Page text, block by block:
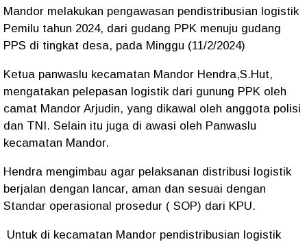
Mandor melakukan pengawasan pendistribusian logistik
Pemilu tahun 2024, dari gudang PPK menuju gudang
PPS di tingkat desa, pada Minggu (11/2/2024)
Ketua panwaslu kecamatan Mandor Hendra,S.Hut,
mengatakan pelepasan logistik dari gunung PPK oleh
camat Mandor Arjudin, yang dikawal oleh anggota polisi
dan TNI. Selain itu juga di awasi oleh Panwaslu
kecamatan Mandor.
Hendra mengimbau agar pelaksanan distribusi logistik
berjalan dengan lancar, aman dan sesuai dengan
Standar operasional prosedur ( SOP) dari KPU.
Untuk di kecamatan Mandor pendistribusian logistik